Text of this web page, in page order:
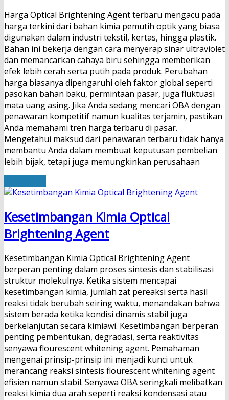
Harga Optical Brightening Agent terbaru mengacu pada
harga terkini dari bahan kimia pemutih optik yang biasa
digunakan dalam industri tekstil, kertas, hingga plastik.
Bahan ini bekerja dengan cara menyerap sinar ultraviolet
dan memancarkan cahaya biru sehingga memberikan
efek lebih cerah serta putih pada produk. Perubahan
harga biasanya dipengaruhi oleh faktor global seperti
pasokan bahan baku, permintaan pasar, juga fluktuasi
mata uang asing. Jika Anda sedang mencari OBA dengan
penawaran kompetitif namun kualitas terjamin, pastikan
Anda memahami tren harga terbaru di pasar.
Mengetahui maksud dari penawaran terbaru tidak hanya
membantu Anda dalam membuat keputusan pembelian
lebih bijak, tetapi juga memungkinkan perusahaan
Kesetimbangan Kimia Optical
Brightening Agent
Kesetimbangan Kimia Optical Brightening Agent
berperan penting dalam proses sintesis dan stabilisasi
struktur molekulnya. Ketika sistem mencapai
kesetimbangan kimia, jumlah zat pereaksi serta hasil
reaksi tidak berubah seiring waktu, menandakan bahwa
sistem berada ketika kondisi dinamis stabil juga
berkelanjutan secara kimiawi. Kesetimbangan berperan
penting pembentukan, degradasi, serta reaktivitas
senyawa flourescent whitening agent. Pemahaman
mengenai prinsip-prinsip ini menjadi kunci untuk
merancang reaksi sintesis flourescent whitening agent
efisien namun stabil. Senyawa OBA seringkali melibatkan
reaksi kimia dua arah seperti reaksi kondensasi atau